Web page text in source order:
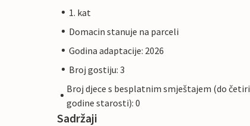
1. kat
Domacin stanuje na parceli
Godina adaptacije: 2026
Broj gostiju: 3
Broj djece s besplatnim smještajem (do četiri
godine starosti): 0
Sadržaji